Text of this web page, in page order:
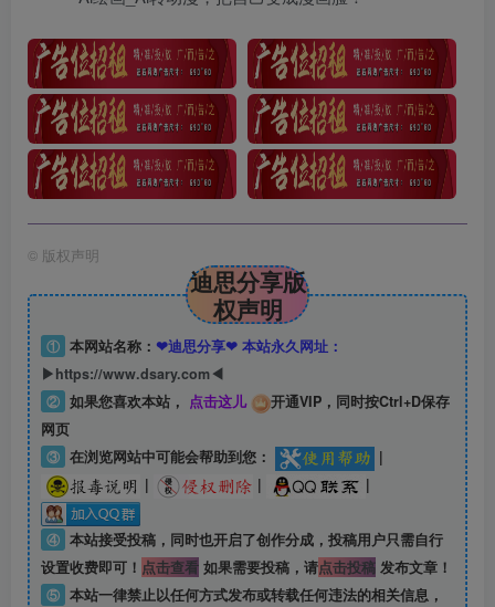
© 版权声明
迪思分享版
权声明
① 本网站名称： ❤迪思分享❤ 本站永久网址：
▶https://www.dsary.com◀
② 如果您喜欢本站， 点击这儿
开通VIP，同时按Ctrl+D保存
网页
③ 在浏览网站中可能会帮助到您：
|
|
| |
④ 本站接受投稿，同时也开启了创作分成，投稿用户只需自行
设置收费即可！ 点击查看如果需要投稿，请点击投稿发布文章！
⑤ 本站一律禁止以任何方式发布或转载任何违法的相关信息，